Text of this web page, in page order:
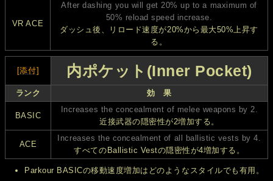
VR ACE
After dashing you will get 20% up to a maximum of
50% reload speed increase.
ダッシュ後、リロード速度が20%から最大50%上昇す
る。
[添付] 内ポケット(Inner Pocket)
ランク 効 果
BASIC
Increases the concealment of melee weapons by 2.
近接武器の隠密性が2増加する。
ACE
Increases the concealment of all ballistic vests by 4.
すべてのBallistic Vestの隠密性が4増加する。
Parkour BASICの移動速度増加はどのようなスタイルでも有用。